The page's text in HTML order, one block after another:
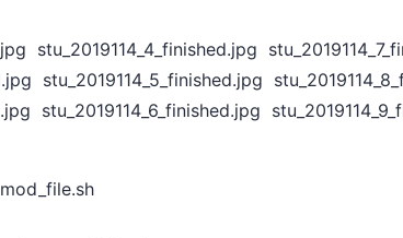
stu_2019114_4_finished.jpg
stu_2019114_5_finished.jpg
stu_2019114_6_finished.jpg